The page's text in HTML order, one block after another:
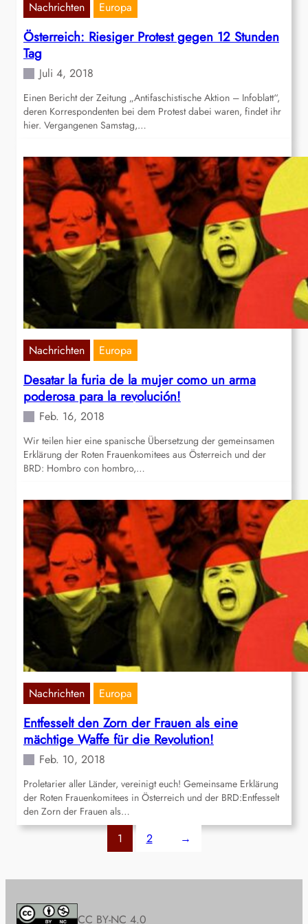
Nachrichten Europa
Österreich: Riesiger Protest gegen 12 Stunden
Tag
Juli 4, 2018
Einen Bericht der Zeitung „Antifaschistische Aktion – Infoblatt“,
deren Korrespondenten bei dem Protest dabei waren, findet ihr
hier. Vergangenen Samstag,…
Nachrichten Europa
Desatar la furia de la mujer como un arma
poderosa para la revolución!
Feb. 16, 2018
Wir teilen hier eine spanische Übersetzung der gemeinsamen
Erklärung der Roten Frauenkomitees aus Österreich und der
BRD: Hombro con hombro,…
Nachrichten Europa
Entfesselt den Zorn der Frauen als eine
mächtige Waffe für die Revolution!
Feb. 10, 2018
Proletarier aller Länder, vereinigt euch! Gemeinsame Erklärung
der Roten Frauenkomitees in Österreich und der BRD:Entfesselt
den Zorn der Frauen als…
1 2 →
CC BY-NC 4.0